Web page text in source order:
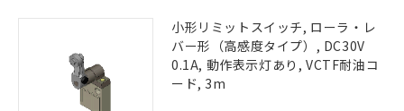
小形リミットスイッチ, ローラ・レ
バー形（高感度タイプ）, DC30V
0.1A, 動作表示灯あり, VCTF耐油コ
ード, 3m